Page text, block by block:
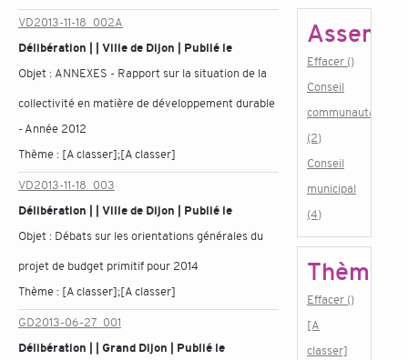
VD2013-11-18_002A
Délibération | | Ville de Dijon | Publié le
Objet : ANNEXES - Rapport sur la situation de la
collectivité en matière de développement durable
- Année 2012
Thème : [A classer];[A classer]
VD2013-11-18_003
Délibération | | Ville de Dijon | Publié le
Objet : Débats sur les orientations générales du
projet de budget primitif pour 2014
Thème : [A classer];[A classer]
GD2013-06-27_001
Délibération | | Grand Dijon | Publié le
Effacer ()
Conseil
communautaire
(2)
Conseil
municipal
(4)
Thème
Effacer ()
[A
classer]